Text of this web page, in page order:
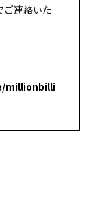
連絡いた
millionbilli